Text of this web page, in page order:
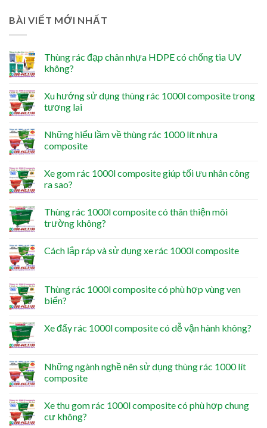
BÀI VIẾT MỚI NHẤT
Thùng rác đạp chân nhựa HDPE có chống tia UV
không?
Xu hướng sử dụng thùng rác 1000l composite trong
tương lai
Những hiểu lầm về thùng rác 1000 lít nhựa
composite
Xe gom rác 1000l composite giúp tối ưu nhân công
ra sao?
Thùng rác 1000l composite có thân thiện môi
trường không?
Cách lắp ráp và sử dụng xe rác 1000l composite
Thùng rác 1000l composite có phù hợp vùng ven
biển?
Xe đẩy rác 1000l composite có dễ vận hành không?
Những ngành nghề nên sử dụng thùng rác 1000 lít
composite
Xe thu gom rác 1000l composite có phù hợp chung
cư không?